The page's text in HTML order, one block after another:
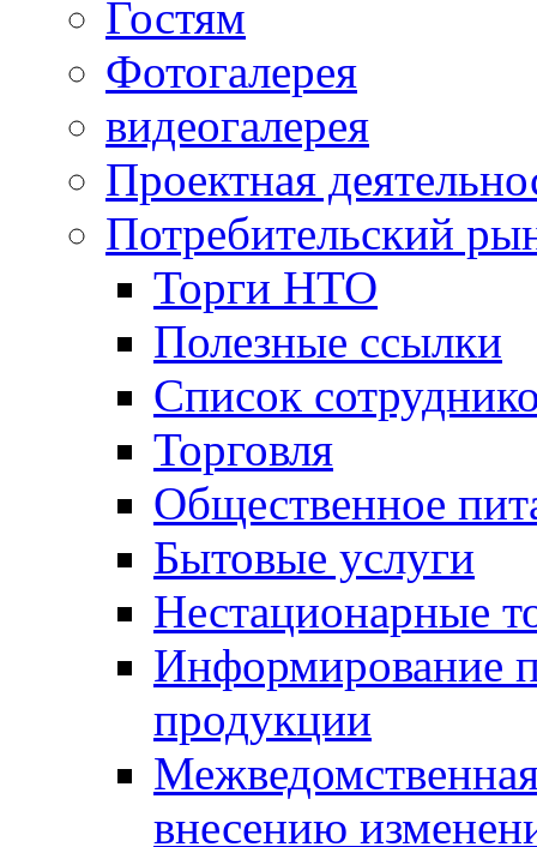
Гостям
Фотогалерея
видеогалерея
Проектная
Потребительский
Торги НТО
Полезные ссылки
Список
Торговля
Общественное
Бытовые услуги
Нестационарные
Информирование
продукции
внесению